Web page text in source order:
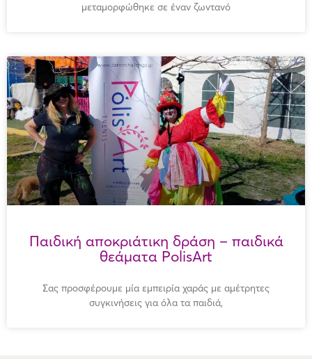
μεταμορφώθηκε σε έναν ζωντανό
Παιδική αποκριάτικη δράση – παιδικά
θεάματα PolisArt
Σας προσφέρουμε μία εμπειρία χαράς με αμέτρητες
συγκινήσεις για όλα τα παιδιά,